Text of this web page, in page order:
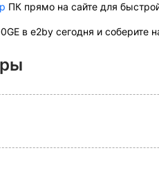
ПК прямо на сайте для
в e2by сегодня и